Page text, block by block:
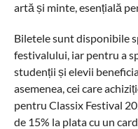
artă și minte, esențială
Biletele sunt disponibile
festivalului, iar pentru a
studenții și elevii
asemenea, cei care
pentru Classix Festival
de 15% la plata cu un